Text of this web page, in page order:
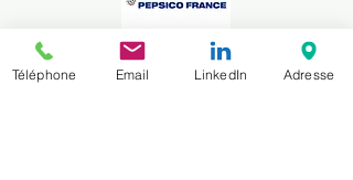
Téléphone Email LinkedIn Adresse